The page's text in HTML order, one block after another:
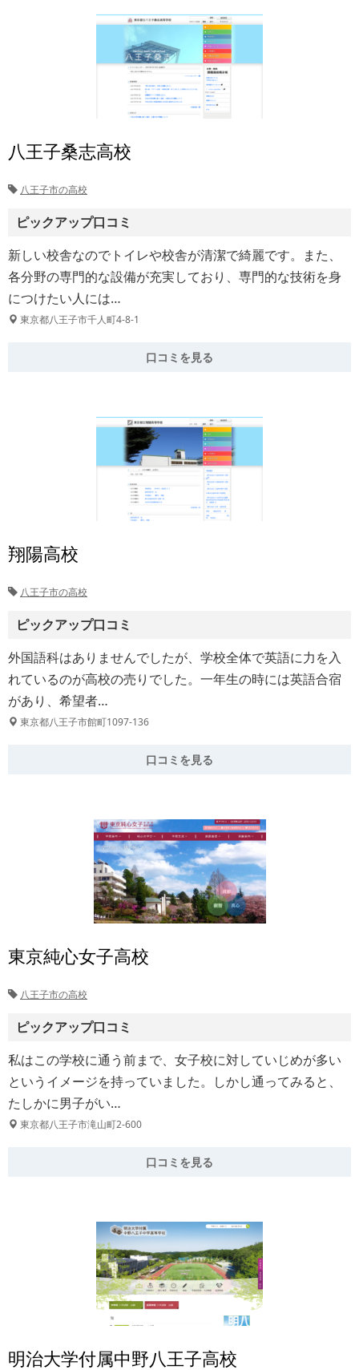
八王子桑志高校
八王子市の高校
ピックアップ口コミ
新しい校舎なのでトイレや校舎が清潔で綺麗です。また、
各分野の専門的な設備が充実しており、専門的な技術を身
につけたい人には…
東京都八王子市千人町4-8-1
口コミを見る
翔陽高校
八王子市の高校
ピックアップ口コミ
外国語科はありませんでしたが、学校全体で英語に力を入
れているのが高校の売りでした。一年生の時には英語合宿
があり、希望者…
東京都八王子市館町1097-136
口コミを見る
東京純心女子高校
八王子市の高校
ピックアップ口コミ
私はこの学校に通う前まで、女子校に対していじめが多い
というイメージを持っていました。しかし通ってみると、
たしかに男子がい…
東京都八王子市滝山町2-600
口コミを見る
明治大学付属中野八王子高校